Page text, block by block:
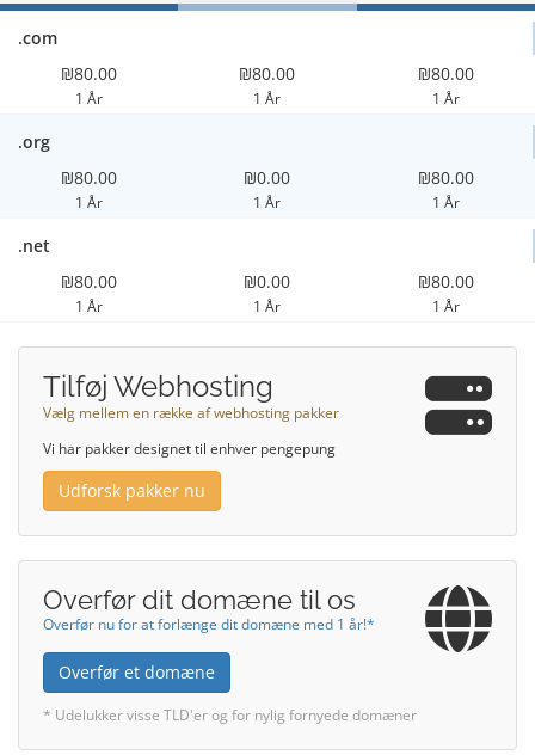
.com
₪80.00
1 År
₪80.00
1 År
₪80.00
1 År
.org
₪80.00
1 År
₪0.00
1 År
₪80.00
1 År
.net
₪80.00
1 År
₪0.00
1 År
₪80.00
1 År
Tilføj Webhosting
Vælg mellem en række af webhosting pakker
Vi har pakker designet til enhver pengepung
Udforsk pakker nu
Overfør dit domæne til os
Overfør nu for at forlænge dit domæne med 1 år!*
Overfør et domæne
* Udelukker visse TLD'er og for nylig fornyede domæner